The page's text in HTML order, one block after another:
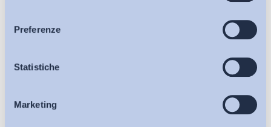
Preferenze
Statistiche
Marketing
Articoli
Osservatori
Eventi
Ho letto e Accetto il trattamento dei dati personali descritti